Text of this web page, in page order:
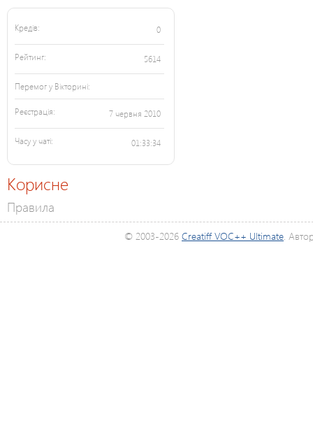
Кредів: 0
Рейтинг: 5614
Перемог у Вікторині:
Реєстрація: 7 червня 2010
Часу у чаті: 01:33:34
Корисне
Правила
© 2003-2026 Creatiff VOC++ Ultimate.